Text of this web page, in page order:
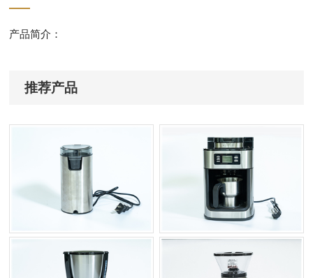
产品简介：
推荐产品